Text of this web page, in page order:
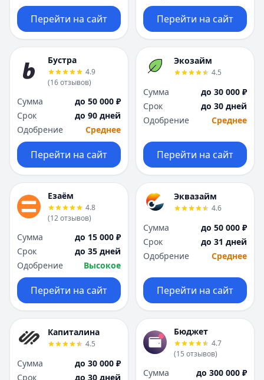
Перейти на сайт Перейти на сайт
Бустра
4.9
(16отзывов)
Сумма
до 50 000 ₽
Срок
до 90 дней
Одобрение
Среднее
Перейти на сайт
Экозайм
4.5
Сумма
до 30 000 ₽
Срок
до 30 дней
Одобрение
Среднее
Перейти на сайт
Езаём
4.8
(12отзывов)
Сумма
до 15 000 ₽
Срок
до 35 дней
Одобрение
Высокое
Перейти на сайт
Эквазайм
4.6
Сумма
до 50 000 ₽
Срок
до 31 дней
Одобрение
Среднее
Перейти на сайт
Капиталина
4.5
Сумма
до 30 000 ₽
Срок
до 30 дней
Бюджет
4.7
(15 отзывов)
Сумма
до 300 000 ₽